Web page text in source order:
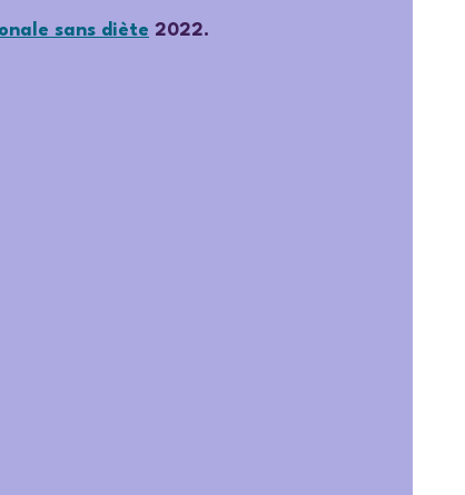
sans diète 2022.